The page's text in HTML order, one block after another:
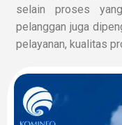
selain proses
pelanggan juga
pelayanan, kualitas